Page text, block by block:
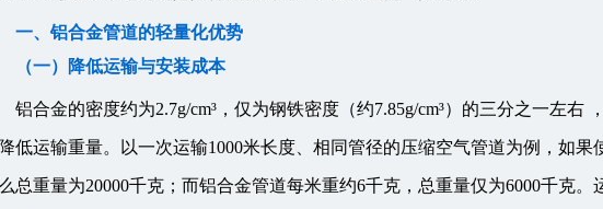
一、铝合金管道的轻量化优势
（一）降低运输与安装成本
铝合金的密度约为2.7g/cm³，仅为钢铁密度（约7.85g/cm³）的三分之一左右
低运输重量。以一次运输1000米长度、相同管径的压缩空气管道为例，如果
总重量为20000千克；而铝合金管道每米重约6千克，总重量仅为6000千克